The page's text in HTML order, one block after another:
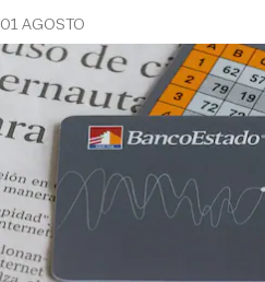
01 AGOSTO